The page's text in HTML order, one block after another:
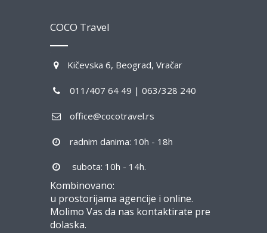
COCO Travel
Kičevska 6, Beograd, Vračar
011/407 64 49 | 063/328 240
office@cocotravel.rs
radnim danima: 10h - 18h
subota: 10h - 14h.
Kombinovano:
u prostorijama agencije i online.
Molimo Vas da nas kontaktirate pre
dolaska.